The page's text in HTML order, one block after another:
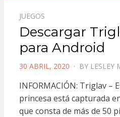
JUEGOS
Descargar
para Android
POSTED
30 ABRIL, 2020 BY LESLEY
INFORMACIÓN: Triglav –
princesa está capturada
que consta de más de 50